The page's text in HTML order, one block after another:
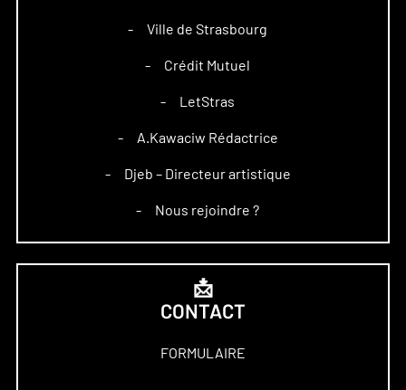
– Ville de Strasbourg
– Crédit Mutuel
– LetStras
– A.Kawaciw Rédactrice
– Djeb – Directeur artistique
– Nous rejoindre ?
📩
CONTACT
FORMULAIRE